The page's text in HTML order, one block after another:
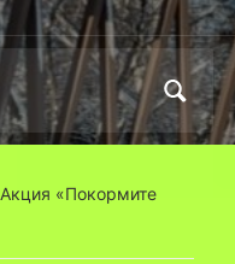
Акция «Покормите